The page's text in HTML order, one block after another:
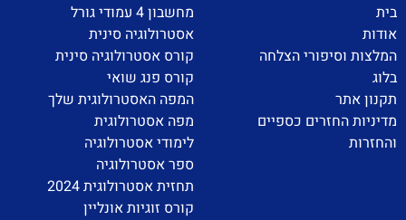
בית
אודות
המלצות וסיפורי הצלחה
בלוג
תקנון אתר
מדיניות החזרים כספיים
והחזרות
מחשבון 4 עמודי גורל
אסטרולוגיה סינית
קורס אסטרולוגיה סינית
קורס פנג שואי
המפה האסטרולוגית שלך
מפה אסטרולוגית
לימודי אסטרולוגיה
ספר אסטרולוגיה
תחזית אסטרולוגית 2024
קורס זוגיות אונליין